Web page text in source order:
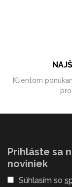
Klientom
Prihláste sa
noviniek
Súhlasím so